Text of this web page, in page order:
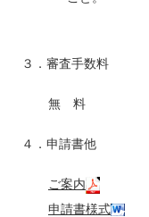
３．審査手数料
無 料
４．申請書他
ご案内
申請書様式